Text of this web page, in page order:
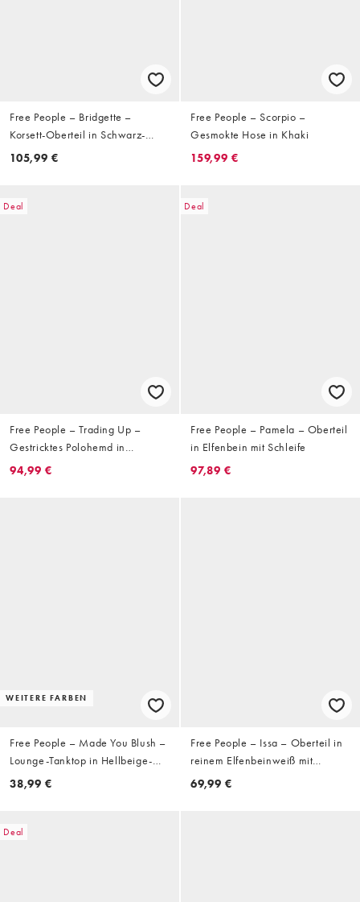
Free People – Bridgette –
Korsett-Oberteil in Schwarz-
Kombi
105,99 €
Free People – Scorpio –
Gesmokte Hose in Khaki
159,99 €
Deal
Free People – Trading Up –
Gestricktes Polohemd in
Magenta Haze
94,99 €
Deal
Free People – Pamela – Oberteil
in Elfenbein mit Schleife
97,89 €
WEITERE FARBEN
Free People – Made You Blush –
Lounge-Tanktop in Hellbeige-
Creme
38,99 €
Free People – Issa – Oberteil in
reinem Elfenbeinweiß mit
Knopfleiste
69,99 €
Deal